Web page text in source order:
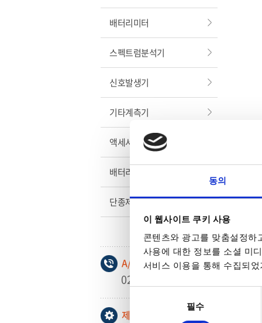
동의
이 웹사이트 쿠키 사용
콘텐츠와 광고를 맞춤설정하
사용에 대한 정보를 소셜 미
서비스 이용을 통해 수집되
필수
배터리미터
스펙트럼분석기
신호발생기
기타계측기
액세서리
배터리 충방전 테스트
단종제품
A/S 신청 및 상담
02-3439-2208
제품기술문의